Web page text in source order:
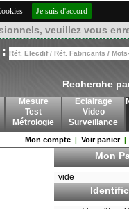
Je suis d'accord
veuillez vous
Recherche
Mesure
Test
Métrologie
Eclairage
Video
Surveillance
Mon compte | Voir panier|
Mon
vide